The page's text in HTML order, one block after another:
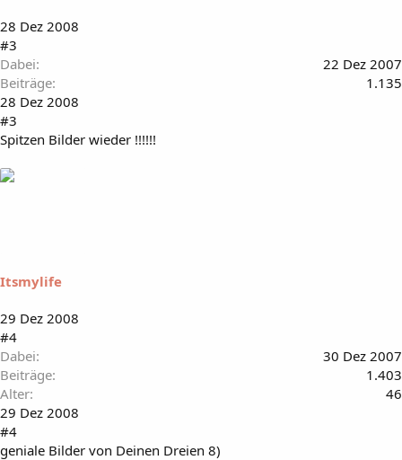
28 Dez 2008
#3
Dabei
22 Dez 2007
Beiträge
1.135
28 Dez 2008
#3
Spitzen Bilder wieder !!!!!!
Itsmylife
29 Dez 2008
#4
Dabei
30 Dez 2007
Beiträge
1.403
Alter
46
29 Dez 2008
#4
geniale Bilder von Deinen Dreien 8)